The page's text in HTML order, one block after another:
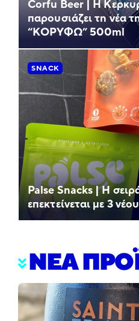
Corfu Beer | Η
παρουσιάζει τη νέα
“ΚΟΡΥΦΩ” 500ml
SNACK
Palse Snacks | Η
επεκτείνεται με 3
ΝΕΑ